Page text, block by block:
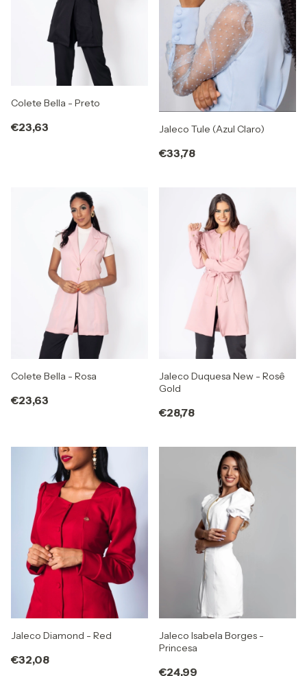
Colete Bella - Preto
€23,63 Jaleco Tule (Azul Claro)
€33,78
Colete Bella - Rosa
€23,63
Jaleco Duquesa New - Rosê
Gold
€28,78
Jaleco Diamond - Red
€32,08
Jaleco Isabela Borges -
Princesa
€24,99